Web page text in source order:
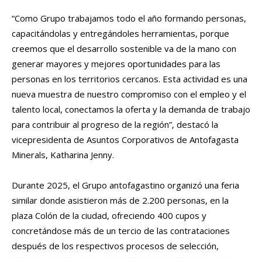
“Como Grupo trabajamos todo el año formando personas,
capacitándolas y entregándoles herramientas, porque
creemos que el desarrollo sostenible va de la mano con
generar mayores y mejores oportunidades para las
personas en los territorios cercanos. Esta actividad es una
nueva muestra de nuestro compromiso con el empleo y el
talento local, conectamos la oferta y la demanda de trabajo
para contribuir al progreso de la región”, destacó la
vicepresidenta de Asuntos Corporativos de Antofagasta
Minerals, Katharina Jenny.
Durante 2025, el Grupo antofagastino organizó una feria
similar donde asistieron más de 2.200 personas, en la
plaza Colón de la ciudad, ofreciendo 400 cupos y
concretándose más de un tercio de las contrataciones
después de los respectivos procesos de selección,